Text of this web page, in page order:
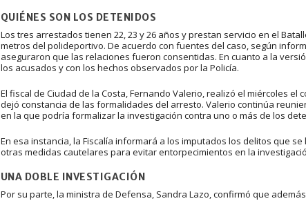
QUIÉNES SON LOS DETENIDOS
Los tres arrestados tienen 22, 23 y 26 años y prestan servicio en el
metros del polideportivo. De acuerdo con fuentes del caso, según
aseguraron que las relaciones fueron consentidas. En cuanto a la
los acusados y con los hechos observados por la Policía.
El fiscal de Ciudad de la Costa, Fernando Valerio, realizó el miércoles
dejó constancia de las formalidades del arresto. Valerio continúa
en la que podría formalizar la investigación contra uno o más de los
En esa instancia, la Fiscalía informará a los imputados los delitos que
otras medidas cautelares para evitar entorpecimientos en la
UNA DOBLE INVESTIGACIÓN
Por su parte, la ministra de Defensa, Sandra Lazo, confirmó que